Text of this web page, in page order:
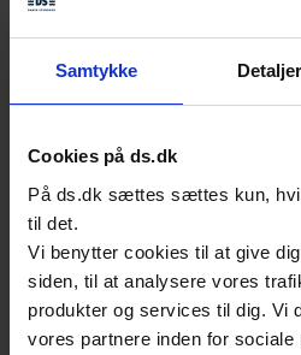
Samtykke Detaljer
Cookies på ds.dk
På ds.dk sættes sættes kun,
til det.
Vi benytter cookies til at give
siden, til at analysere vores
produkter og services til dig. Vi
vores partnere inden for
DS/EN 15331: Kriterier for
for bygninger
DS/EN 15628:
vedligeholdspersonale